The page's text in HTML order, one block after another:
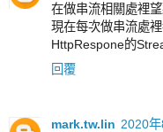
在做串流相關處裡
現在每次做串流處
HttpRespone的
回覆
mark.tw.lin 2020